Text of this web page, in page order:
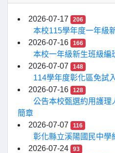
2026-07-17 206
本校115學年度一年級
2026-07-16
166
本校一年級新生班級編
2026-07-07
148
114學年度彰化區免試
2026-07-16
128
公告本校甄選約用護理
簡章
2026-07-07
116
彰化縣立溪陽國民中學
2026-07-24
93